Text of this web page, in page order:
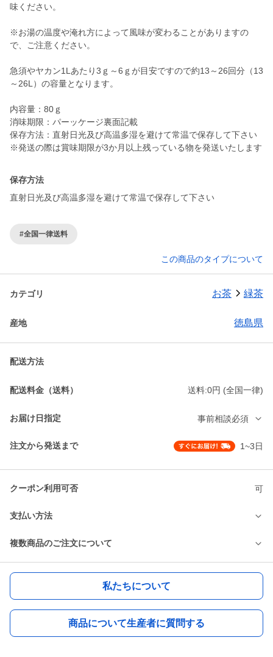
味ください。
※お湯の温度や淹れ方によって風味が変わることがありますの
で、ご注意ください。
急須やヤカン1Lあたり3ｇ～6ｇが目安ですので約13～26回分（13
～26L）の容量となります。
内容量：80ｇ
消味期限：パーッケージ裏面記載
保存方法：直射日光及び高温多湿を避けて常温で保存して下さい
保存方法
直射日光及び高温多湿を避けて常温で保存して下さい
#全国一律送料
この商品のタイプについて
カテゴリ お茶 緑茶
産地 徳島県
配送方法
配送料金（送料） 送料:0円 (全国一律)
お届け日指定 事前相談必須
注文から発送まで 1~3日
クーポン利用可否 可
支払い方法
複数商品のご注文について
私たちについて
商品について生産者に質問する